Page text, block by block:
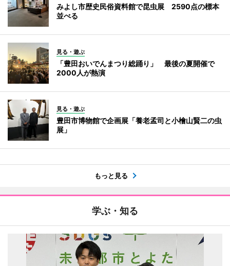
みよし市歴史民俗資料館で昆虫展 2590点の標本
並べる
見る・遊ぶ
「豊田おいでんまつり総踊り」 最後の夏開催で
2000人が熱演
見る・遊ぶ
豊田市博物館で企画展「養老孟司と小檜山賢二の虫
展」
もっと見る
学ぶ・知る